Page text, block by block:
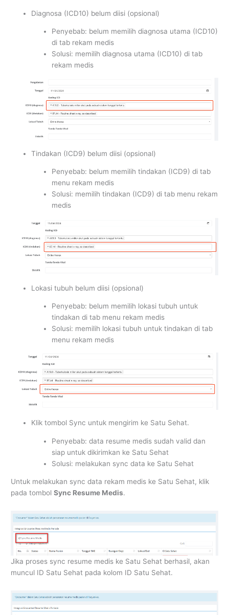
Diagnosa (ICD10) belum diisi (opsional)
Penyebab: belum memilih diagnosa utama (ICD10)
di tab rekam medis
Solusi: memilih diagnosa utama (ICD10) di tab
rekam medis
Tindakan (ICD9) belum diisi (opsional)
Penyebab: belum memilih tindakan (ICD9) di tab
menu rekam medis
Solusi: memilih tindakan (ICD9) di tab menu rekam
medis
Lokasi tubuh belum diisi (opsional)
Penyebab: belum memilih lokasi tubuh untuk
tindakan di tab menu rekam medis
Solusi: memilih lokasi tubuh untuk tindakan di tab
menu rekam medis
Klik tombol Sync untuk mengirim ke Satu Sehat.
Penyebab: data resume medis sudah valid dan
siap untuk dikirimkan ke Satu Sehat
Solusi: melakukan sync data ke Satu Sehat
Untuk melakukan sync data rekam medis ke Satu Sehat, klik
pada tombol Sync Resume Medis.
Jika proses sync resume medis ke Satu Sehat berhasil, akan
muncul ID Satu Sehat pada kolom ID Satu Sehat.